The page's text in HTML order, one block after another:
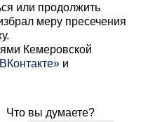
или продолжить
меру пресечения
Кемеровской
и
Что вы думаете?